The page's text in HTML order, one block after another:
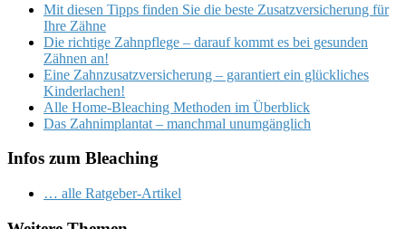
Mit diesen Tipps finden Sie die beste Zusatzversicherung für
Ihre Zähne
Die richtige Zahnpflege – darauf kommt es bei gesunden
Zähnen an!
Eine Zahnzusatzversicherung – garantiert ein glückliches
Kinderlachen!
Alle Home-Bleaching Methoden im Überblick
Das Zahnimplantat – manchmal unumgänglich
Infos zum Bleaching
… alle Ratgeber-Artikel